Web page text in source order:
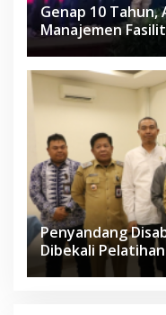
Genap 10 Tahun,
Manajemen
Penyandang
Dibekali